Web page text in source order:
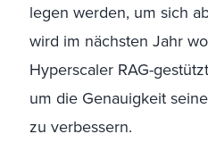
legen werden, um sich
wird im nächsten Jahr
Hyperscaler RAG-
um die Genauigkeit
zu verbessern.